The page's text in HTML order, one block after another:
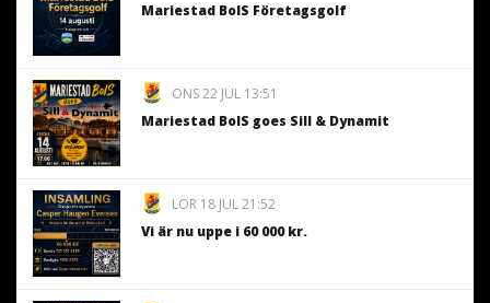
Mariestad BoIS Företagsgolf
ONS 22 JUL 13:51
Mariestad BoIS goes Sill & Dynamit
LÖR 18 JUL 21:52
Vi är nu uppe i 60 000 kr.